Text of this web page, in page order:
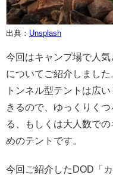
出典： Unsplash
今回はキャンプ場で人気
についてご紹介しました
トンネル型テントは広
きるので、ゆっくりく
る、もしくは大人数で
めのテントです。
今回ご紹介したDOD「